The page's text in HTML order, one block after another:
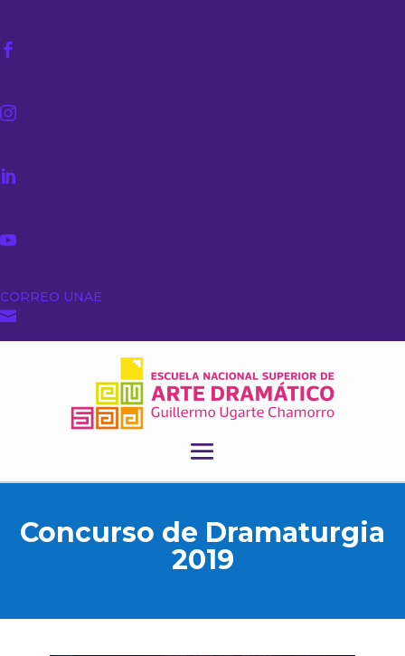




CORREO UNAE

Concurso de Dramaturgia
2019